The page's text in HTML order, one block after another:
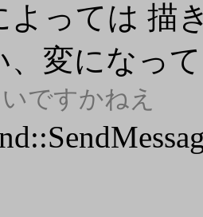
よっては 描
、変になっ
ですかねえ